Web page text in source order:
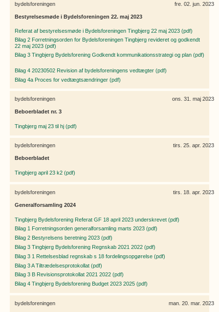
fre. 02. jun. 2023
bydelsforeningen
Bestyrelsesmøde i Bydelsforeningen 22. maj 2023
Referat af bestyrelsesmøde i Bydelsforeningen Tingbjerg 22 maj 2023 (pdf)
Bilag 2 Forretningsorden for Bydelsforeningen Tingbjerg revideret og godkendt
22 maj 2023 (pdf)
Bilag 3 Tingbjerg Bydelsforening Godkendt kommunikationsstrategi og plan (pdf)
Bilag 4 20230502 Revision af bydelsforeningens vedtægter (pdf)
Bilag 4a Proces for vedtægtsændringer (pdf)
ons. 31. maj 2023
bydelsforeningen
Beboerbladet nr. 3
Tingbjerg maj 23 til hj (pdf)
tirs. 25. apr. 2023
bydelsforeningen
Beboerbladet
Tingbjerg april 23 k2 (pdf)
tirs. 18. apr. 2023
bydelsforeningen
Generalforsamling 2024
Tingbjerg Bydelsforening Referat GF 18 april 2023 underskrevet (pdf)
Bilag 1 Forretningsorden generalforsamling marts 2023 (pdf)
Bilag 2 Bestyrelsens beretning 2023 (pdf)
Bilag 3 Tingbjerg Bydelsforening Regnskab 2021 2022 (pdf)
Bilag 3 1 Rettelsesblad regnskab s 18 fordelingsopgørelse (pdf)
Bilag 3 A Tiltrædelsesprotokollat (pdf)
Bilag 3 B Revisionsprotokollat 2021 2022 (pdf)
Bilag 4 Tingbjerg Bydelsforening Budget 2023 2025 (pdf)
man. 20. mar. 2023
bydelsforeningen